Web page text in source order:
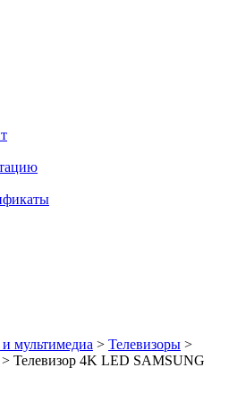
мультимедиа > Телевизоры >
> Телевизор 4K LED SAMSUNG